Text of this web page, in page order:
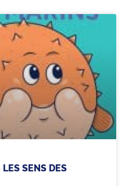
SENS DES